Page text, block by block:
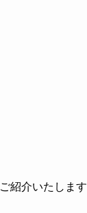
紹介いたします